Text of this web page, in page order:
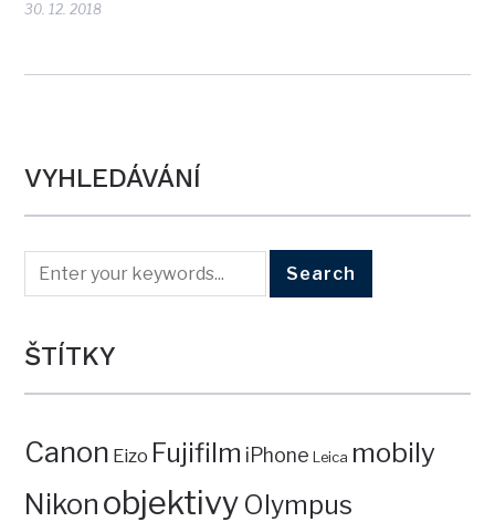
30. 12. 2018
VYHLEDÁVÁNÍ
ŠTÍTKY
Canon Eizo Fujifilm iPhone Leica mobily
Nikon objektivy Olympus